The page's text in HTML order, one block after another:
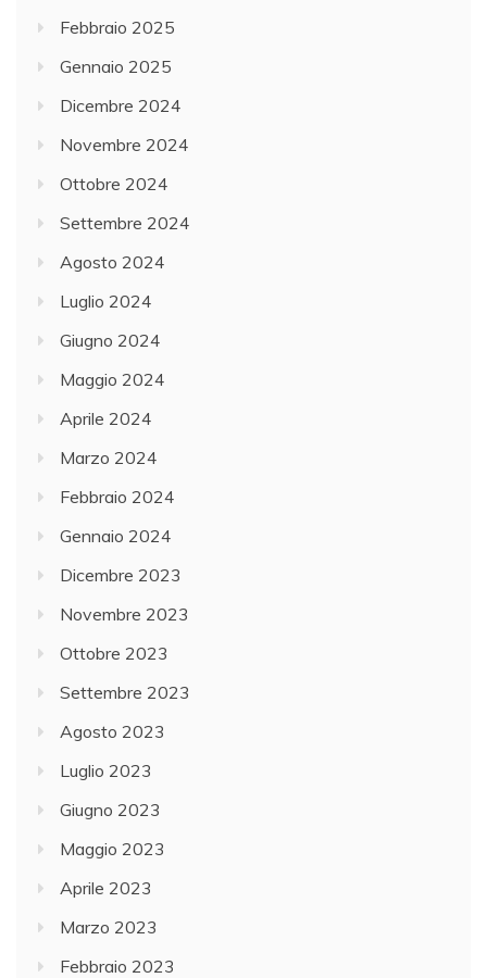
Febbraio 2025
Gennaio 2025
Dicembre 2024
Novembre 2024
Ottobre 2024
Settembre 2024
Agosto 2024
Luglio 2024
Giugno 2024
Maggio 2024
Aprile 2024
Marzo 2024
Febbraio 2024
Gennaio 2024
Dicembre 2023
Novembre 2023
Ottobre 2023
Settembre 2023
Agosto 2023
Luglio 2023
Giugno 2023
Maggio 2023
Aprile 2023
Marzo 2023
Febbraio 2023